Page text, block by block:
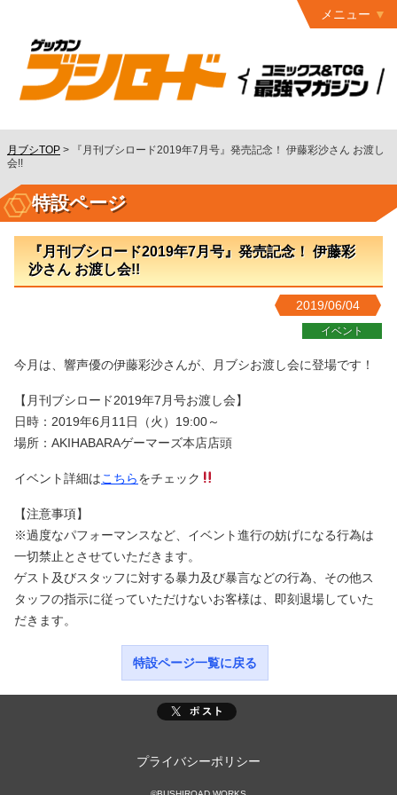
メニュー
最終号
連載作品
読者ページ
お問い合わせ
コミックグロウル
月ブシTOP >
『月刊ブシロード2019年7月号』発売記念！ 伊藤彩沙さん お渡し
会!!
特設ページ
『月刊ブシロード2019年7月号』発売記念！ 伊藤彩
沙さん お渡し会!!
2019/06/04
イベント
今月は、響声優の伊藤彩沙さんが、月ブシお渡し会に登場です！
【月刊ブシロード2019年7月号お渡し会】
日時：2019年6月11日（火）19:00～
場所：AKIHABARAゲーマーズ本店店頭
イベント詳細はこちらをチェック
【注意事項】
※過度なパフォーマンスなど、イベント進行の妨げになる行為は
一切禁止とさせていただきます。
ゲスト及びスタッフに対する暴力及び暴言などの行為、その他ス
タッフの指示に従っていただけないお客様は、即刻退場していた
だきます。
特設ページ一覧に戻る
プライバシーポリシー